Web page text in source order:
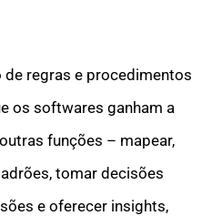
regras e procedimentos
os softwares ganham a
funções – mapear,
tomar decisões
e oferecer insights,